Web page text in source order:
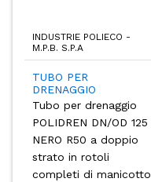
INDUSTRIE POLIECO -
M.P.B. S.P.A
TUBO PER
DRENAGGIO
Tubo per drenaggio
POLIDREN DN/OD 125
NERO R50 a doppio
strato in rotoli
completi di manicotto